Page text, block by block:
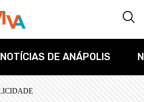
NOTÍCIAS DE ANÁPOLIS